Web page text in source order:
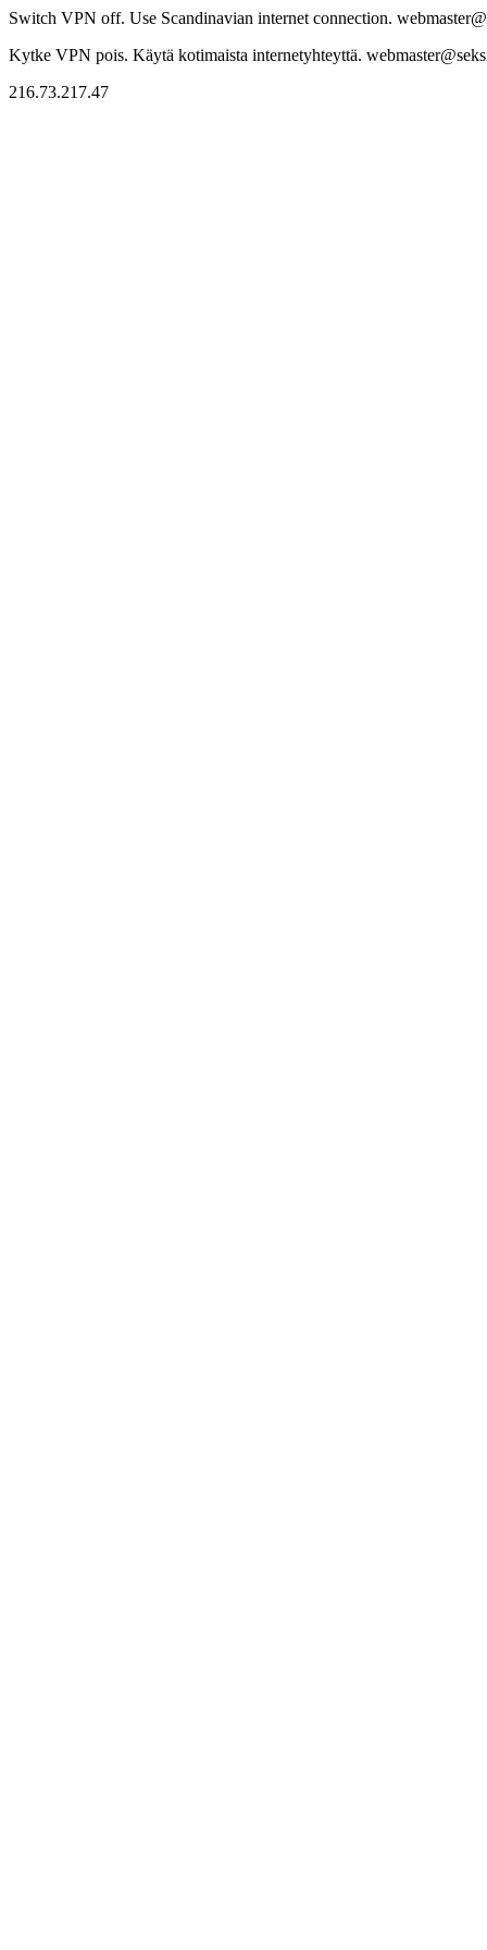
Switch VPN off. Use Scandinavian internet connection.
Kytke VPN pois. Käytä kotimaista internetyhteyttä.
216.73.217.47